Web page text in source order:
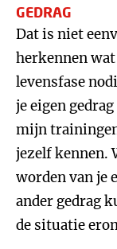
GEDRAG
Dat is niet
herkennen
levensfase
je eigen
mijn
jezelf kennen.
worden van je
ander gedrag
de situatie